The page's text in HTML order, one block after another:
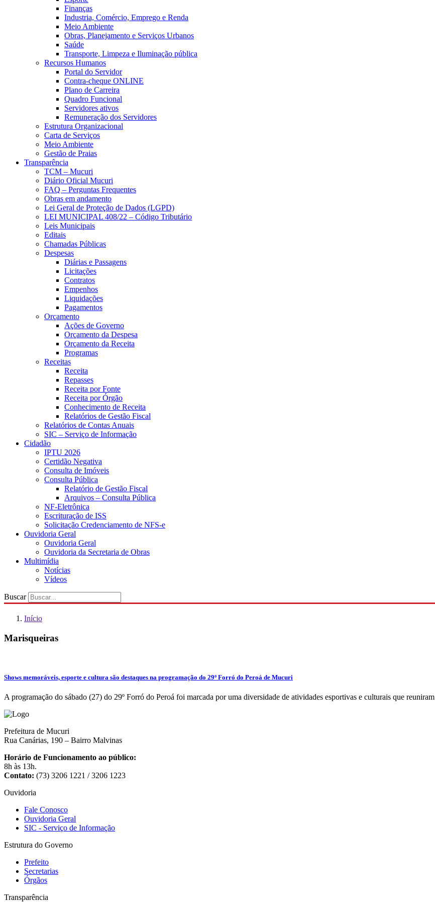
Finanças
Industria, Comércio, Emprego e Renda
Meio Ambiente
Obras, Planejamento e Serviços Urbanos
Saúde
Transporte, Limpeza e Iluminação pública
Recursos Humanos
Portal do Servidor
Contra-cheque ONLINE
Plano de Carreira
Quadro Funcional
Servidores ativos
Remuneração dos Servidores
Estrutura Organizacional
Carta de Serviços
Meio Ambiente
Gestão de Praias
Transparência
TCM – Mucuri
Diário Oficial Mucuri
FAQ – Perguntas Frequentes
Obras em andamento
Lei Geral de Proteção de Dados (LGPD)
LEI MUNICIPAL 408/22 – Código Tributário
Leis Municipais
Editais
Chamadas Públicas
Despesas
Diárias e Passagens
Licitações
Contratos
Empenhos
Liquidações
Pagamentos
Orçamento
Ações de Governo
Orçamento da Despesa
Orçamento da Receita
Programas
Receitas
Receita
Repasses
Receita por Fonte
Receita por Órgão
Conhecimento de Receita
Relatórios de Gestão Fiscal
Relatórios de Contas Anuais
SIC – Serviço de Informação
Cidadão
IPTU 2026
Certidão Negativa
Consulta de Imóveis
Consulta Pública
Relatório de Gestão Fiscal
Arquivos – Consulta Pública
NF-Eletrônica
Escrituração de ISS
Solicitação Credenciamento de NFS-e
Ouvidoria Geral
Ouvidoria Geral
Ouvidoria da Secretaria de Obras
Multimídia
Notícias
Vídeos
Buscar
Início
Marisqueiras
Shows memoráveis, esporte e cultura são destaques na programação do 29º Forró do Peroá de Mucuri
A programação do sábado (27) do 29º Forró do Peroá foi marcada por uma diversidade de atividades esportivas e culturais que reuniram
Prefeitura de Mucuri
Rua Canárias, 190 – Bairro Malvinas
Horário de Funcionamento ao público:
8h às 13h.
Contato: (73) 3206 1221 / 3206 1223
Ouvidoria
Fale Conosco
Ouvidoria Geral
SIC - Serviço de Informação
Estrutura do Governo
Prefeito
Secretarias
Órgãos
Transparência